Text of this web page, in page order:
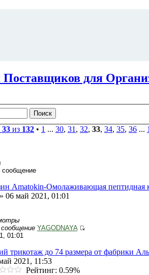
для
33 из 132 • 1 ... 30, 31 , 32, 33, 34, 35, 36 ...
сообщение
Amatokin-Омолаживающая пептидная
» 06 май 2021, 01:01
YAGODNAYA
01:01
трикотаж до 74 размера от фабрики
2021, 11:53
Рейтинг: 0.59%